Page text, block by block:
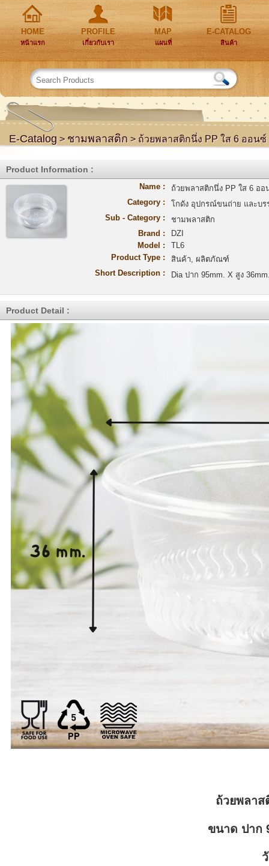
HOME
หน้าแรก
PROFILE
เกี่ยวกับเรา
MAP
แผนที่
E-CATALOG
สินค้า
E-Catalog > ชามพลาสติก > ถ้วยพลาสติกนึ่ง PP ใส 6 ออนซ์
Product Information :
Name :
ถ้วยพลาสติกนึ่ง PP ใส 6 ออ
Category :
โกดัง อุปกรณ์ขนถ่าย และบ
Sub - Category :
ชามพลาสติก
Brand :
DZI
Model :
TL6
Product Type :
สินค้า, ผลิตภัณฑ์
Short Description :
Dia ปาก 95mm. X สูง
Product Detail :
ถ้วยพลาส
ขนาด ปาก